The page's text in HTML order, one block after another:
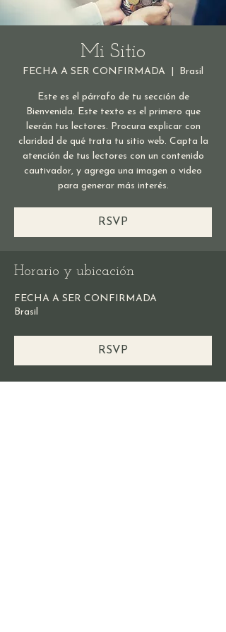
Mi Sitio
FECHA A SER CONFIRMADA Brasil
Este es el párrafo de tu sección de
Bienvenida. Este texto es el primero que
leerán tus lectores. Procura explicar con
claridad de qué trata tu sitio web. Capta la
atención de tus lectores con un contenido
cautivador, y agrega una imagen o video
para generar más interés.
RSVP
Horario y ubicación
FECHA A SER CONFIRMADA
Brasil
RSVP